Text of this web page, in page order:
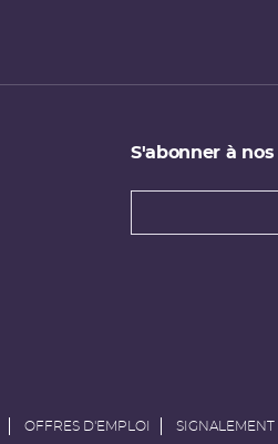
S'abonner à
Types de
OFFRES D'EMPLOI SIGNALEMENT